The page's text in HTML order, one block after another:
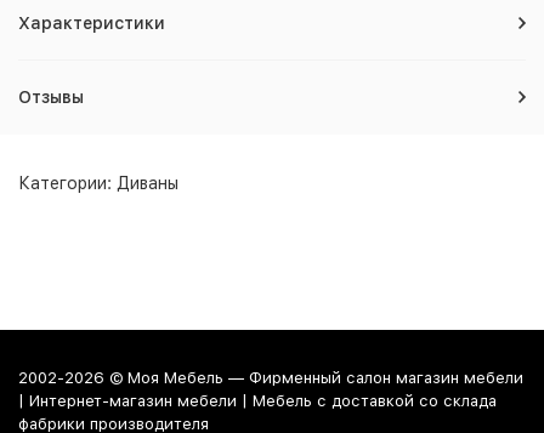
Характеристики
Отзывы
Категории: Диваны
2002-2026 © Моя Мебель — Фирменный салон магазин мебели
| Интернет-магазин мебели | Мебель с доставкой со склада
фабрики производителя